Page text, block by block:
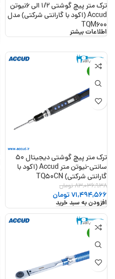
ترک متر پیچ گوشتی 1/2 الی 6نیوتن
Accud (اکود با گارانتی شرکتی) مدل
TQM600
اطلاعات بیشتر
-14%
ترک متر پیچ گوشتی دیجیتال 50
سانتی-نیوتن متر Accud (اکود با
گارانتی شرکتی) TQ50CN
83,036,938تومان
71,494,566تومان
افزودن به سبد خرید
-16%